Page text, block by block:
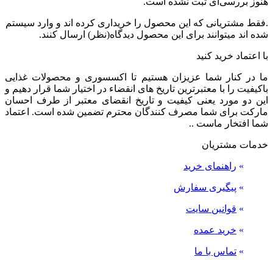
.فقط مشتریانی که این محصول را خریداری کرده اند و وارد سیستم
شده اند میتوانند برای این محصول دیدگاه(نظر) ارسال کنند.
با اعتماد خرید کنید
ما در کنار شما عزیزان هستیم تا اکسسوری و محصولات غذایی
باکیفیت را با معتبرترین تاریخ های انقضاء در اختیار شما قرار دهیم و
این دو مورد یعنی کیفیت و تاریخ انقضای معتبر از طرف احسان
مارکت برای شما مصرف کنندگان محترم تضمین شده است. اعتماد
شما افتخار ماست ..
خدمات مشتریان
» راهنمای خرید
» پیگیری سفارش
» قوانین سایت
» خرید عمده
» تماس با ما